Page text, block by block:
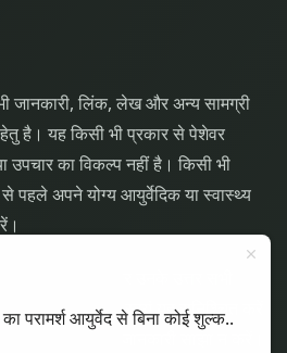
जानकारी, लिंक, लेख और अन्य सामग्री
है। यह किसी भी प्रकार से पेशेवर
उपचार का विकल्प नहीं है। किसी भी
पहले अपने योग्य आयुर्वेदिक या स्वास्थ्य
संबंधी प्रश्न और उनके उत्तर सभी
अतः उपयोगकर्ता स्वयं यह सुनिश्चित करें
या गोपनीय जानकारी साझा न करें।
परामर्श आयुर्वेद से बिना कोई शुल्क..